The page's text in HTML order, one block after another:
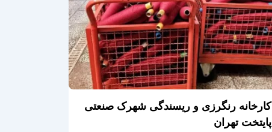
کارخانه رنگرزی و ریسندگی شهرک صنعتی
پایتخت تهران